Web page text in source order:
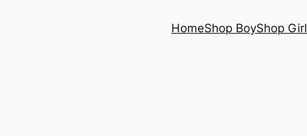
HomeShop BoyShop Girl